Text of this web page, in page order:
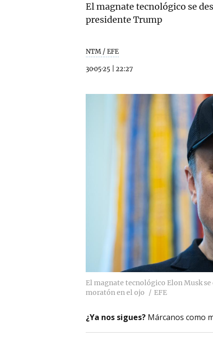
El magnate tecnológico se
presidente Trump
NTM / EFE
30·05·25 22:27
El magnate tecnológico Elon Musk se
moratón en el ojo
EFE
¿Ya nos sigues? Márcanos como